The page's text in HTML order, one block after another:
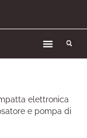
elettronica
e pompa di